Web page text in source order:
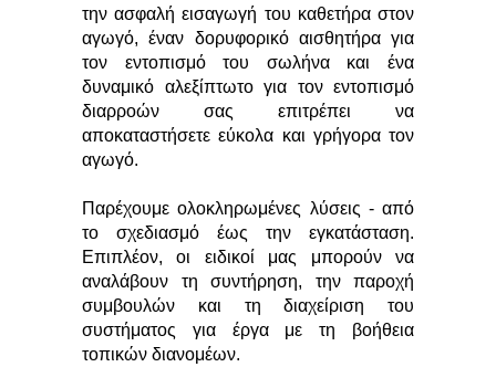
την ασφαλή εισαγωγή του καθετήρα στον
αγωγό, έναν δορυφορικό αισθητήρα για
τον εντοπισμό του σωλήνα και ένα
δυναμικό αλεξίπτωτο για τον εντοπισμό
διαρροών σας επιτρέπει να
αποκαταστήσετε εύκολα και γρήγορα τον
αγωγό.
Παρέχουμε ολοκληρωμένες λύσεις - από
το σχεδιασμό έως την εγκατάσταση.
Επιπλέον, οι ειδικοί μας μπορούν να
αναλάβουν τη συντήρηση, την παροχή
συμβουλών και τη διαχείριση του
συστήματος για έργα με τη βοήθεια
τοπικών διανομέων.